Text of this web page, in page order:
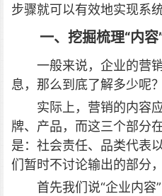
步骤就可以有效地实现系
一、挖掘梳理“内容
一般来说，企业的营
息，那么到底了解多少呢？
实际上，营销的内容
牌、产品，而这三个部分
是：社会责任、品类代表
们暂时不讨论输出的部分
首先我们说“企业内容